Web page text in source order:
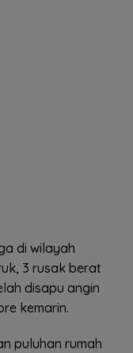
di wilayah
3 rusak berat
disapu angin
kemarin.
puluhan rumah